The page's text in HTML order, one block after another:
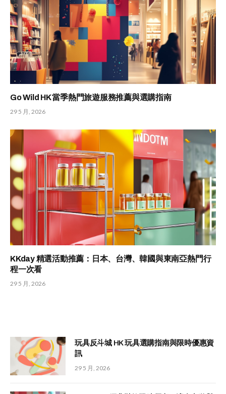
Go Wild HK 當季熱門旅遊服務推薦與選購指南
29 5 月, 2026
KKday 精選活動推薦：日本、台灣、韓國與東南亞熱門行
程一次看
29 5 月, 2026
玩具反斗城 HK 玩具選購指南與限時優惠資
訊
29 5 月, 2026